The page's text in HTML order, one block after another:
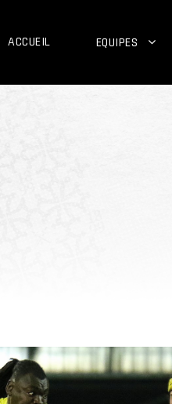
ACCUEIL EQUIPES